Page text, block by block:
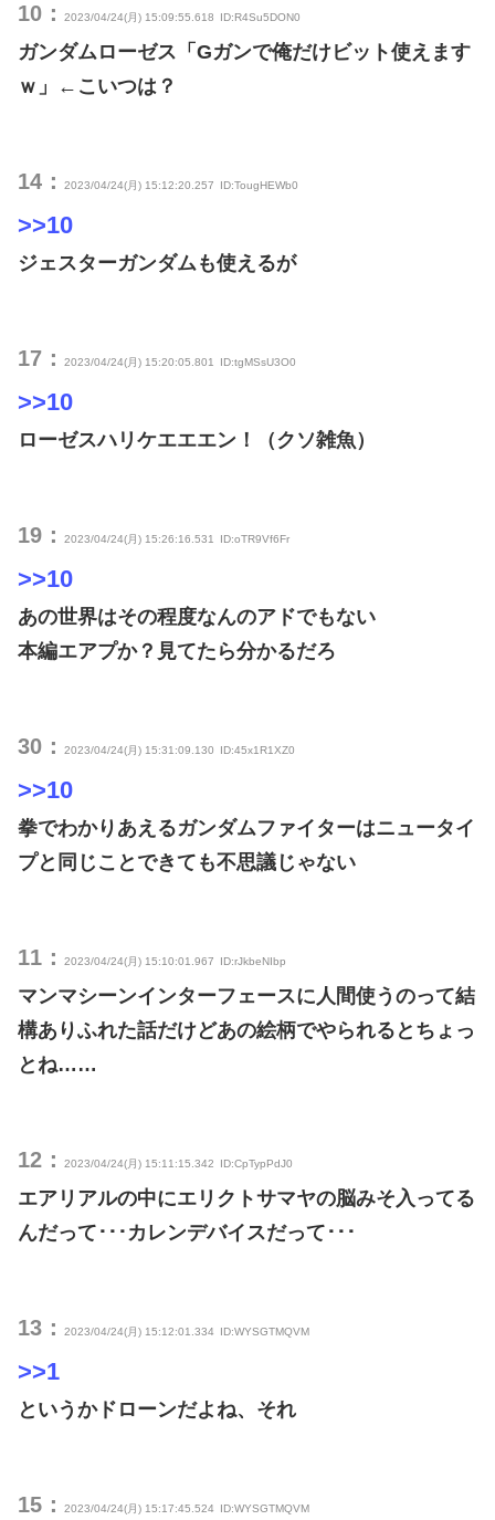
10： 2023/04/24(月) 15:09:55.618 ID:R4Su5DON0
ガンダムローゼス「Gガンで俺だけビット使えます
ｗ」←こいつは？
14： 2023/04/24(月) 15:12:20.257 ID:TougHEWb0
>>10
ジェスターガンダムも使えるが
17： 2023/04/24(月) 15:20:05.801 ID:tgMSsU3O0
>>10
ローゼスハリケエエエン！（クソ雑魚）
19： 2023/04/24(月) 15:26:16.531 ID:oTR9Vf6Fr
>>10
あの世界はその程度なんのアドでもない
本編エアプか？見てたら分かるだろ
30： 2023/04/24(月) 15:31:09.130 ID:45x1R1XZ0
>>10
拳でわかりあえるガンダムファイターはニュータイ
プと同じことできても不思議じゃない
11： 2023/04/24(月) 15:10:01.967 ID:rJkbeNIbp
マンマシーンインターフェースに人間使うのって結
構ありふれた話だけどあの絵柄でやられるとちょっ
とね……
12： 2023/04/24(月) 15:11:15.342 ID:CpTypPdJ0
エアリアルの中にエリクトサマヤの脳みそ入ってる
んだって･･･カレンデバイスだって･･･
13： 2023/04/24(月) 15:12:01.334 ID:WYSGTMQVM
>>1
というかドローンだよね、それ
15： 2023/04/24(月) 15:17:45.524 ID:WYSGTMQVM